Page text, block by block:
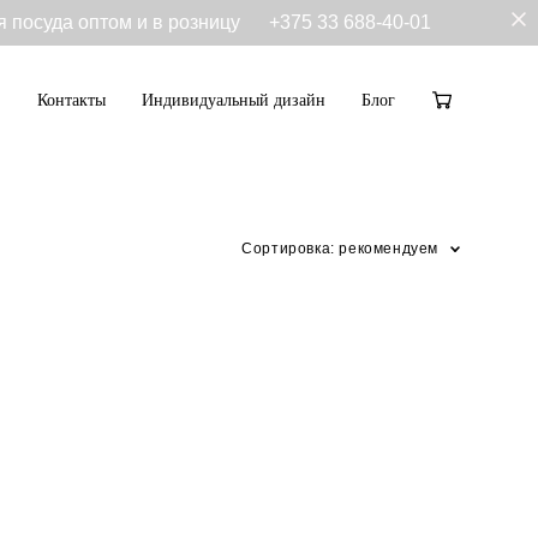
посуда оптом и в розницу +375 33 688-40-01
Контакты Индивидуальный дизайн Блог
Сортировка: рекомендуем